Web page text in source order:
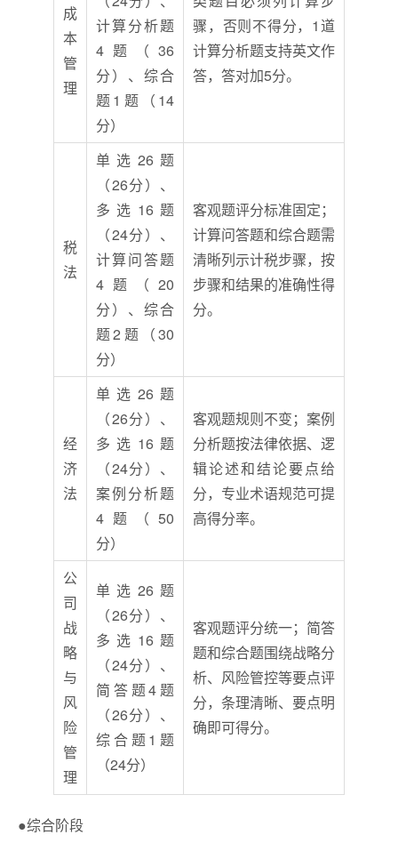
成
本
管
理
计算分析题
4题（36
分）、综合
题1题（14
分）
骤，否则不得分，1道
计算分析题支持英文作
答，答对加5分。
税
法
单选26题
（26分）、
多选16题
（24分）、
计算问答题
4题（20
分）、综合
题2题（30
分）
客观题评分标准固定；
计算问答题和综合题需
清晰列示计税步骤，按
步骤和结果的准确性得
分。
经
济
法
单选26题
（26分）、
多选16题
（24分）、
案例分析题
4题（50
分）
客观题规则不变；案例
分析题按法律依据、逻
辑论述和结论要点给
分，专业术语规范可提
高得分率。
公
司
战
略
与
风
险
管
理
单选26题
（26分）、
多选16题
（24分）、
简答题4题
（26分）、
综合题1题
（24分）
客观题评分统一；简答
题和综合题围绕战略分
析、风险管控等要点评
分，条理清晰、要点明
确即可得分。
●综合阶段